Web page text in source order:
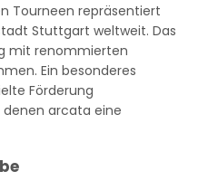
Tourneen repräsentiert
Stuttgart weltweit. Das
mit renommierten
Ein besonderes
Förderung
arcata eine